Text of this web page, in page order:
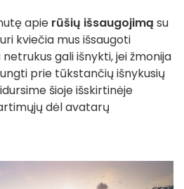
apie rūšių išsaugojimą su
kviečia mus išsaugoti
gali išnykti, jei žmonija
prie tūkstančių išnykusių
šioje išskirtinėje
dėl avatarų